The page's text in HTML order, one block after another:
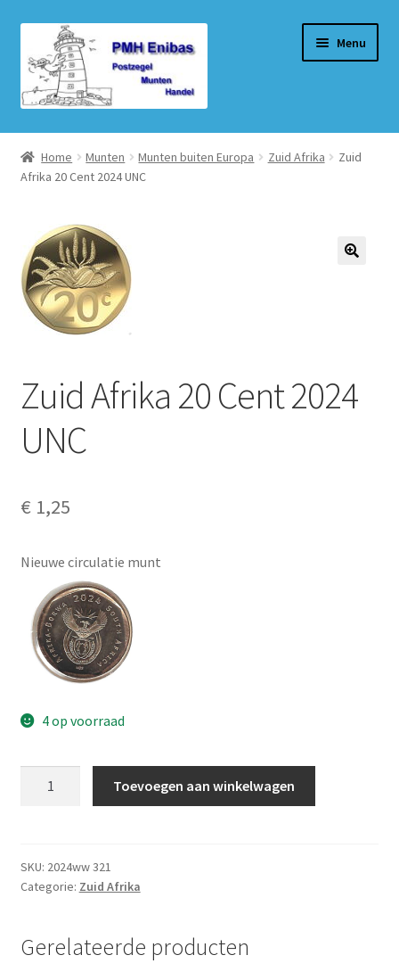
door
naar
navigatie
naar
de
inhoud
Menu
Home
Beurzen
Winkel
Winkelmand
Afrekenen
Home Munten Munten buiten Europa Zuid Afrika
Zuid
Afrika 20 Cent 2024 UNC
Zuid Afrika 20 Cent 2024
UNC
€ 1,25
Nieuwe circulatie munt
4 op voorraad
2024
UNC
Toevoegen aan winkelwagen
SKU: 2024ww 321
Categorie: Zuid Afrika
Gerelateerde producten